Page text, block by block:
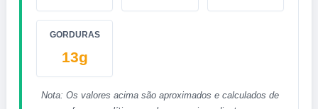
GORDURAS
13g
Nota: Os valores acima são aproximados e calculados de